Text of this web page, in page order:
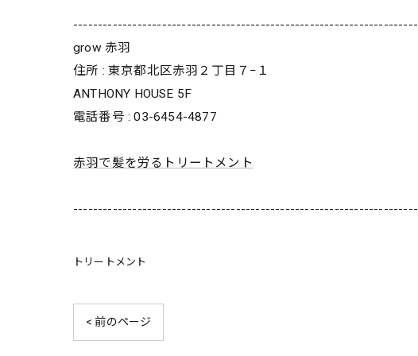
----------------------------------------------------------------------
grow 赤羽
住所 : 東京都北区赤羽２丁目７−１
ANTHONY HOUSE 5F
電話番号 : 03-6454-4877
赤羽で髪を労るトリートメント
----------------------------------------------------------------------
トリートメント
< 前のページ